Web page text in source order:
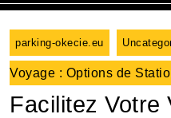
parking-okecie.eu
Voyage : Options de
Facilitez Votre